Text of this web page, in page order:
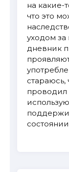
на какие-
что это
уходом
дневник
проводил